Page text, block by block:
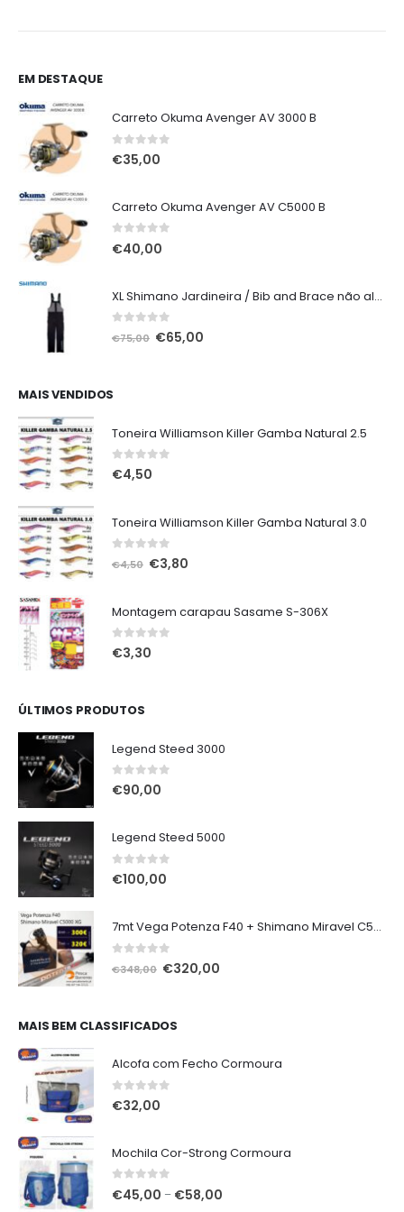
EM DESTAQUE
Carreto Okuma Avenger AV 3000 B
0out of 5
€35,00
Carreto Okuma Avenger AV C5000 B
0out of 5
€40,00
XL Shimano Jardineira / Bib and Brace não alcochoada preta
out of 5
€75,00 O
€65,00
MAIS VENDIDOS
Toneira Williamson Killer Gamba Natural 2.5
0out of 5
€4,50
Toneira Williamson Killer Gamba Natural 3.0
out of 5
€4,50 O
era:
€4,50.
€3,80
é:
Montagem carapau Sasame S-306X
0out of 5
€3,30
ÚLTIMOS PRODUTOS
Legend Steed 3000
0out of 5
€90,00
Legend Steed 5000
0out of 5
€100,00
7mt Vega Potenza F40 + Shimano Miravel C5000 XG
€348,00 O
era:
€320,00
MAIS BEM CLASSIFICADOS
Alcofa com Fecho Cormoura
0out of 5
€32,00
Mochila Cor-Strong Cormoura
0out of 5
€45,00 – €58,00